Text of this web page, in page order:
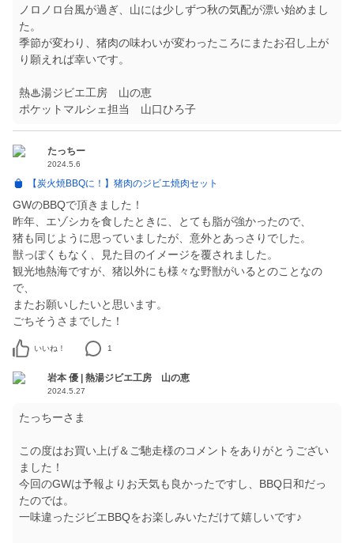
ノロノロ台風が過ぎ、山には少しずつ秋の気配が漂い始めまし
た。
季節が変わり、猪肉の味わいが変わったころにまたお召し上が
り願えれば幸いです。
熱♨湯ジビエ工房 山の恵
ポケットマルシェ担当 山口ひろ子
たっちー
2024.5.6
【炭火焼BBQに！】猪肉のジビエ焼肉セット
GWのBBQで頂きました！
昨年、エゾシカを食したときに、とても脂が強かったので、
猪も同じように思っていましたが、意外とあっさりでした。
獣っぽくもなく、見た目のイメージを覆されました。
観光地熱海ですが、猪以外にも様々な野獣がいるとのことなの
で、
またお願いしたいと思います。
いいね！ 1
岩本 優 | 熱湯ジビエ工房 山の恵
2024.5.27
たっちーさま
この度はお買い上げ＆ご馳走様のコメントをありがとうござい
ました！
今回のGWは予報よりお天気も良かったですし、BBQ日和だっ
たのでは。
一味違ったジビエBBQをお楽しみいただけて嬉しいです♪